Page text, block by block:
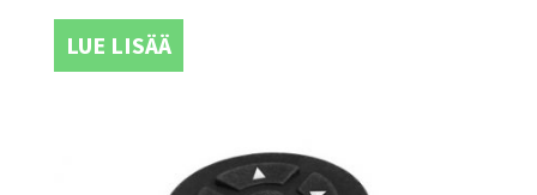
LUE LISÄÄ